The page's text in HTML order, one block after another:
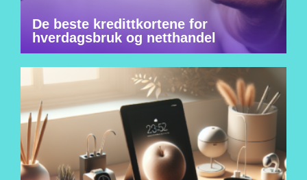
De beste kredittkortene for
hverdagsbruk og netthandel